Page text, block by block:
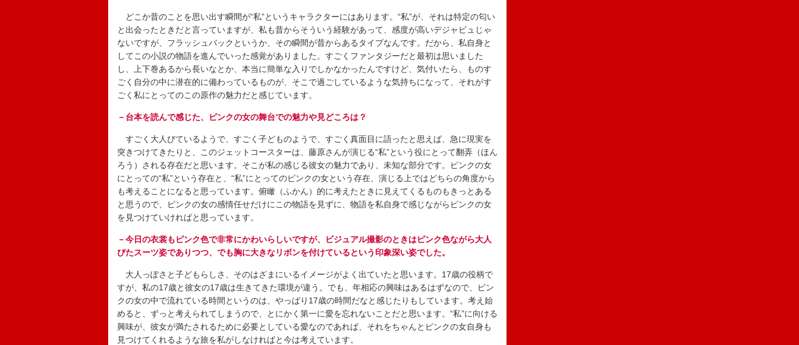
どこか昔のことを思い出す瞬間が“私”というキャラクターにはあります。“私”が、それは特定の匂い
と出会ったときだと言っていますが、私も昔からそういう経験があって、感度が高いデジャビュじゃ
ないですが、フラッシュバックというか、その瞬間が昔からあるタイプなんです。だから、私自身と
してこの小説の物語を進んでいった感覚がありました。すごくファンタジーだと最初は思いました
し、上下巻あるから長いなとか、本当に簡単な入りでしかなかったんですけど、気付いたら、ものす
ごく自分の中に潜在的に備わっているものが、そこで過ごしているような気持ちになって、それがす
ごく私にとってのこの原作の魅力だと感じています。
－台本を読んで感じた、ピンクの女の舞台での魅力や見どころは？
すごく大人びているようで、すごく子どものようで、すごく真面目に語ったと思えば、急に現実を
突きつけてきたりと、このジェットコースターは、藤原さんが演じる“私”という役にとって翻弄（ほん
ろう）される存在だと思います。そこが私の感じる彼女の魅力であり、未知な部分です。ピンクの女
にとっての“私”という存在と、“私”にとってのピンクの女という存在、演じる上ではどちらの角度から
も考えることになると思っています。俯瞰（ふかん）的に考えたときに見えてくるものもきっとある
と思うので、ピンクの女の感情任せだけにこの物語を見ずに、物語を私自身で感じながらピンクの女
を見つけていければと思っています。
－今日の衣裳もピンク色で非常にかわいらしいですが、ビジュアル撮影のときはピンク色ながら大人
びたスーツ姿でありつつ、でも胸に大きなリボンを付けているという印象深い姿でした。
大人っぽさと子どもらしさ、そのはざまにいるイメージがよく出ていたと思います。17歳の役柄で
すが、私の17歳と彼女の17歳は生きてきた環境が違う。でも、年相応の興味はあるはずなので、ピン
クの女の中で流れている時間というのは、やっぱり17歳の時間だなと感じたりもしています。考え始
めると、ずっと考えられてしまうので、とにかく第一に愛を忘れないことだと思います。“私”に向ける
興味が、彼女が満たされるために必要としている愛なのであれば、それをちゃんとピンクの女自身も
見つけてくれるような旅を私がしなければと今は考えています。